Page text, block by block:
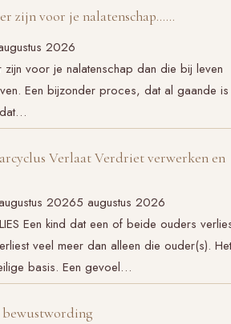
zijn voor je nalatenschap……
2026
voor je nalatenschap dan die bij leven
Een bijzonder proces, dat al gaande is
Verlaat Verdriet verwerken en
20265 augustus 2026
Een kind dat een of beide ouders
veel meer dan alleen die ouder(s). Het
basis. Een gevoel…